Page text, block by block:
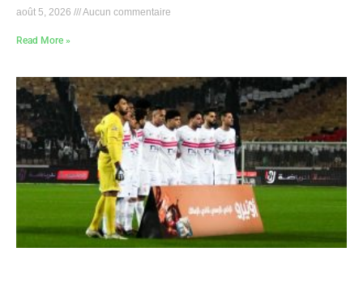
août 5, 2026 Aucun commentaire
Read More »